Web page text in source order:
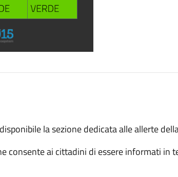
la sezione dedicata alle allerte
consente ai cittadini di essere informati in